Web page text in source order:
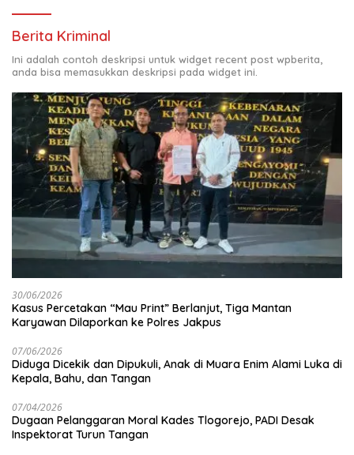
Berita Kriminal
Ini adalah contoh deskripsi untuk widget recent post wpberita,
anda bisa memasukkan deskripsi pada widget ini.
30/06/2026
Kasus Percetakan “Mau Print” Berlanjut, Tiga Mantan
Karyawan Dilaporkan ke Polres Jakpus
07/06/2026
Diduga Dicekik dan Dipukuli, Anak di Muara Enim Alami Luka di
Kepala, Bahu, dan Tangan
07/04/2026
Dugaan Pelanggaran Moral Kades Tlogorejo, PADI Desak
Inspektorat Turun Tangan